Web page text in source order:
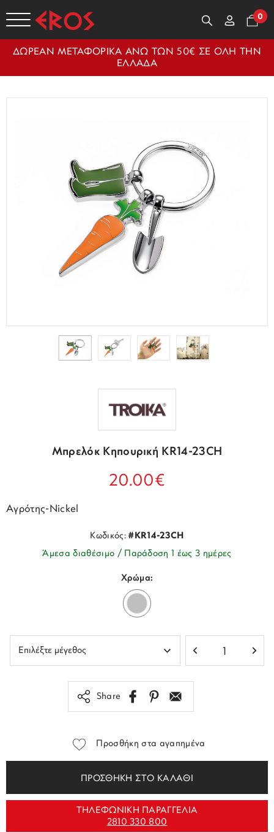
0
ΔΩΡΕΑΝ ΜΕΤΑΦΟΡΙΚΑ ΑΝΩ ΤΩΝ 50€ ΣΕ ΟΛΗ ΤΗΝ
ΕΛΛΑΔΑ
Μπρελόκ Κηπουρική KR14-23CH
20.00€
Αγρότης-Nickel
Κωδικός:#KR14-23CH
Άμεσα διαθέσιμο / Παράδοση 1 έως 3 ημέρες
Χρώμα:
Share
Προσθήκη στα αγαπημένα
ΠΡΟΣΘΗΚΗ ΣΤΟ ΚΑΛΑΘΙ
ΤΗΛΕΦΩΝΙΚΗ ΠΑΡΑΓΓΕΛΙΑ
2810 330 800